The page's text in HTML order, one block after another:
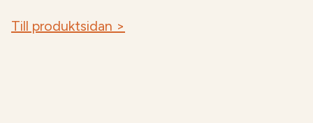
Till produktsidan >